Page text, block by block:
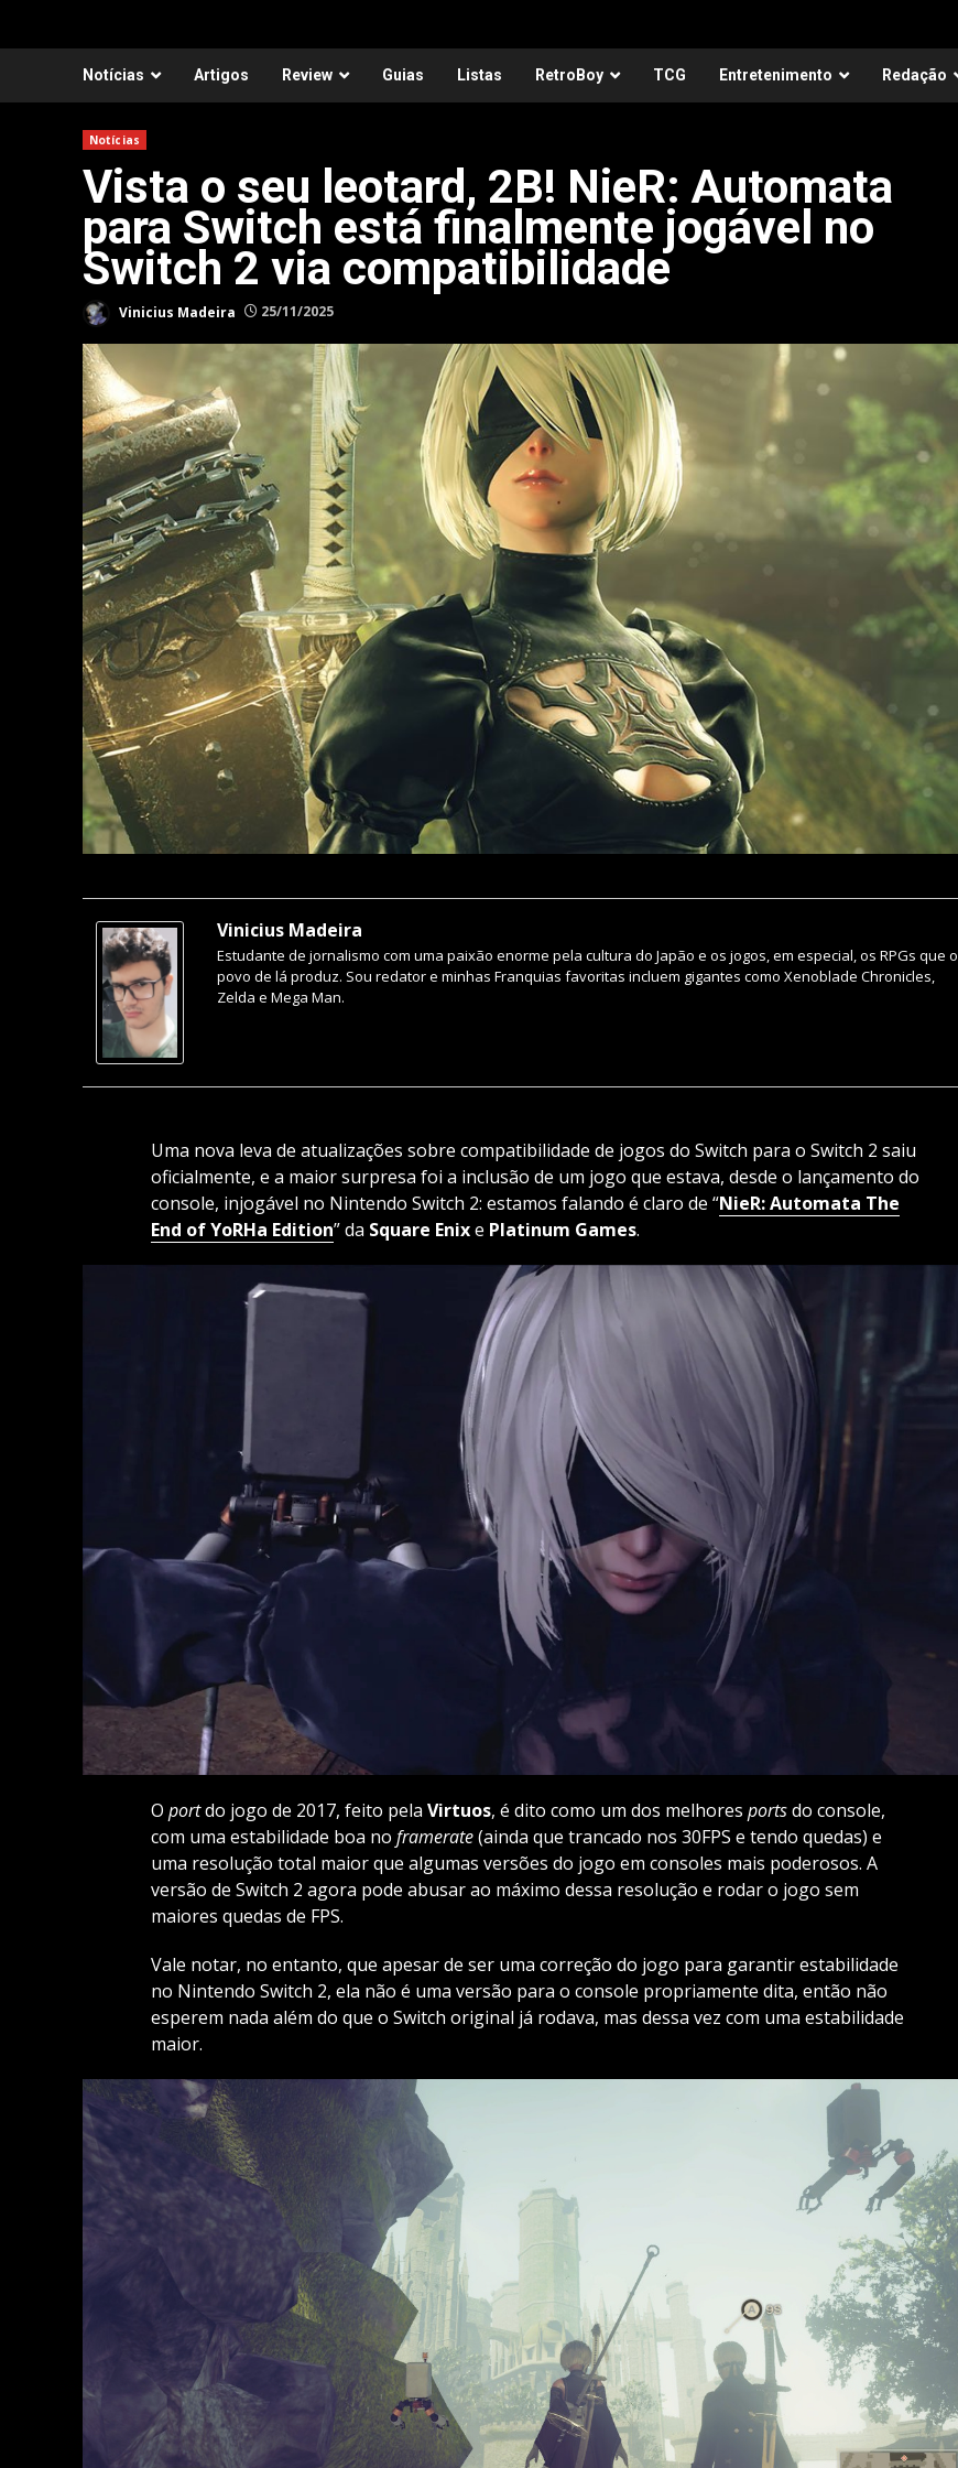
Notícias Artigos Review Guias Listas RetroBoy TCG Entretenimento Redação
Notícias
Vista o seu leotard, 2B! NieR: Automata
para Switch está finalmente jogável no
Switch 2 via compatibilidade
Vinicius Madeira 25/11/2025
Vinicius Madeira
Estudante de jornalismo com uma paixão enorme pela cultura do Japão e os jogos, em especial, os RPGs que o
povo de lá produz. Sou redator e minhas Franquias favoritas incluem gigantes como Xenoblade Chronicles,
Zelda e Mega Man.
Uma nova leva de atualizações sobre compatibilidade de jogos do Switch para o Switch 2 saiu
oficialmente, e a maior surpresa foi a inclusão de um jogo que estava, desde o lançamento do
console, injogável no Nintendo Switch 2: estamos falando é claro de “NieR: Automata The
End of YoRHa Edition” da Square Enixe Platinum Games.
O portdo jogo de 2017, feito pela Virtuos, é dito como um dos melhores portsdo console,
com uma estabilidade boa no framerate(ainda que trancado nos 30FPS e tendo quedas) e
uma resolução total maior que algumas versões do jogo em consoles mais poderosos. A
versão de Switch 2 agora pode abusar ao máximo dessa resolução e rodar o jogo sem
maiores quedas de FPS.
Vale notar, no entanto, que apesar de ser uma correção do jogo para garantir estabilidade
no Nintendo Switch 2, ela não é uma versão para o console propriamente dita, então não
esperem nada além do que o Switch original já rodava, mas dessa vez com uma estabilidade
maior.